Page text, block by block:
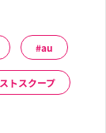
au
トスクープ